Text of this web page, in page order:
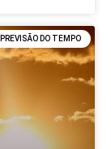
DO TEMPO